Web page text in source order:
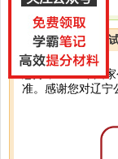
辽宁公务员考
您好，2024年国
准。感谢您对辽宁